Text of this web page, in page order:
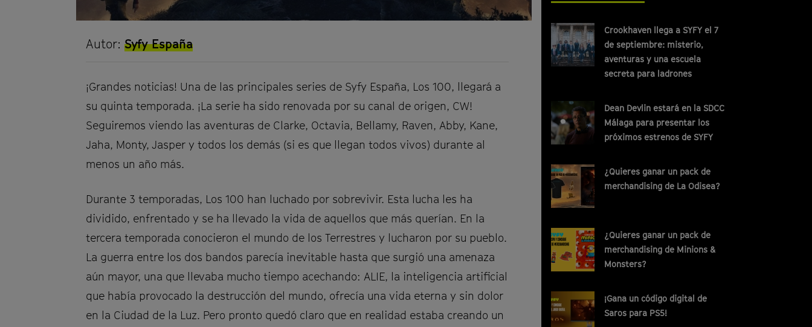
Autor: Syfy España
¡Grandes noticias! Una de las principales series de Syfy España, Los 100, llegará a
su quinta temporada. ¡La serie ha sido renovada por su canal de origen, CW!
Seguiremos viendo las aventuras de Clarke, Octavia, Bellamy, Raven, Abby, Kane,
Jaha, Monty, Jasper y todos los demás (si es que llegan todos vivos) durante al
menos un año más.
Durante 3 temporadas, Los 100 han luchado por sobrevivir. Esta lucha les ha
dividido, enfrentado y se ha llevado la vida de aquellos que más querían. En la
tercera temporada conocieron el mundo de los Terrestres y lucharon por su pueblo.
La guerra entre los dos bandos parecía inevitable hasta que surgió una amenaza
aún mayor, una que llevaba mucho tiempo acechando: ALIE, la inteligencia artificial
que había provocado la destrucción del mundo, ofrecía una vida eterna y sin dolor
en la Ciudad de la Luz. Pero pronto quedó claro que en realidad estaba creando un
Crookhaven llega a SYFY el 7
de septiembre: misterio,
aventuras y una escuela
secreta para ladrones
Dean Devlin estará en la SDCC
Málaga para presentar los
próximos estrenos de SYFY
¿Quieres ganar un pack de
merchandising de La Odisea?
¿Quieres ganar un pack de
merchandising de Minions &
Monsters?
¡Gana un código digital de
Saros para PS5!